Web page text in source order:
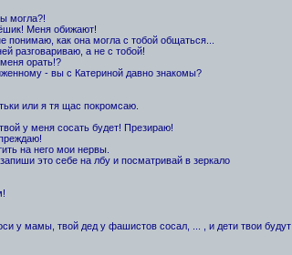
могла?!
Меня обижают!
как она могла с тобой общаться...
разговариваю, а не с тобой!
орать!?
- вы с Катериной давно знакомы?
или я тя щас покромсаю.
у меня сосать будет! Презираю!
на него мои нервы.
это себе на лбу и посматривай в зеркало
у мамы, твой дед у фашистов сосал, ... , и дети твои будут